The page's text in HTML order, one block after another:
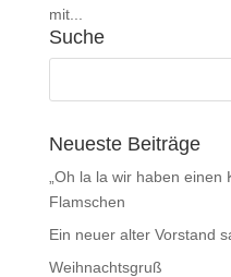
mit...
Suche
Neueste Beiträge
„Oh la la wir haben
Flamschen
Ein neuer alter Vorstand
Weihnachtsgruß